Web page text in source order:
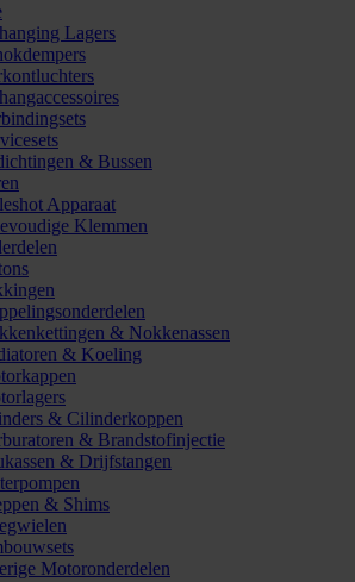
Lagers
& Bussen
Apparaat
Klemmen
& Nokkenassen
& Koeling
& Cilinderkoppen
& Brandstofinjectie
& Drijfstangen
& Shims
Motoronderdelen